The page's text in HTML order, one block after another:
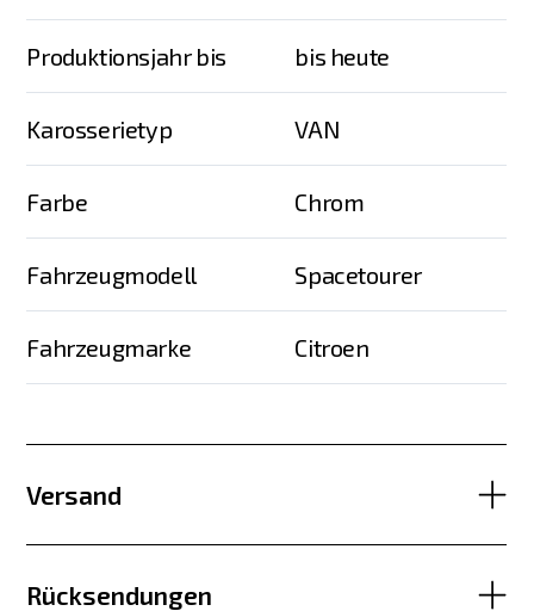
Produktionsjahr bis bis heute
Karosserietyp VAN
Farbe Chrom
Fahrzeugmodell Spacetourer
Fahrzeugmarke Citroen
Versand
Rücksendungen